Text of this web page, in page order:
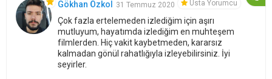
Gökhan Özkol 31 Temmuz 2020 Usta Yorumcu
Çok fazla ertelemeden izlediğim için aşırı
mutluyum, hayatımda izlediğim en muhteşem
filmlerden. Hiç vakit kaybetmeden, kararsız
kalmadan gönül rahatlığıyla izleyebilirsiniz. İyi
seyirler.